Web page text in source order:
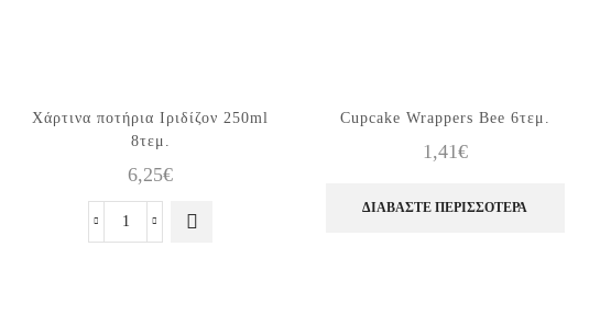
Χάρτινα ποτήρια Ιριδίζον 250ml
8τεμ.
6,25€
Χάρτινα
Cupcake Wrappers Bee 6τεμ.
1,41€
ΔΙΑΒΆΣΤΕ ΠΕΡΙΣΣΌΤΕΡΑ